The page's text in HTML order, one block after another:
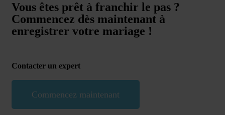
Vous êtes prêt à franchir le pas ?
Commencez dès maintenant à
enregistrer votre mariage !
Contacter un expert
Commencez maintenant